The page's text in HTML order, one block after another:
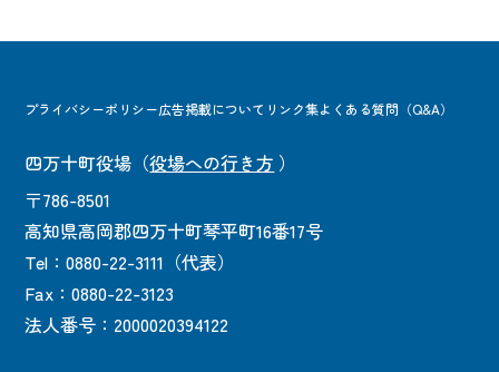
プライバシーポリシー広告掲載について リンク集よくある質問（Q&A）
四万十町役場 （役場への行き方 ）
〒786-8501
高知県高岡郡四万十町琴平町16番17号
Tel：0880-22-3111（代表）
Fax：0880-22-3123
法人番号：2000020394122